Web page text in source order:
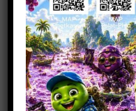
NICE TO
ของลูกค้า คือสิ่
เราจึงไม่หยุด
คุณภาพสูงสุดใ
เหมาะสม